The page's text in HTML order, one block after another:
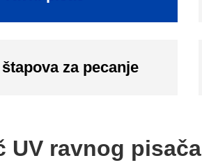
za pecanje
UV ravnog pisača